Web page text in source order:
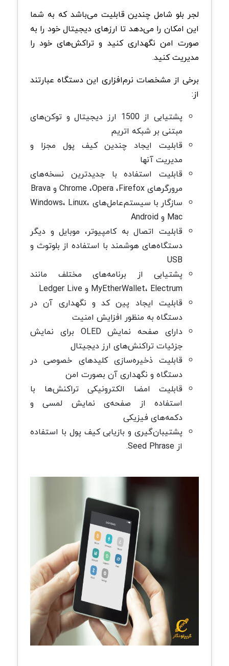
لجر بلو شامل چندین قابلیت می‌باشد که به شما
این امکان را می‌دهد تا ارزهای دیجیتال خود را به
صورت امن نگهداری کنید و تراکش‌های خود را
مدیریت کنید.
برخی از مشخصات نرم‌افزاری این دستگاه عبارتند
از:
پشتیابی از 1500 ارز دیجیتال و توکن‌های
مبتنی بر شبکه اتریم
قابلیت ایجاد چندین کیف پول مجزا و
مدیریت آنها
قابلیت استفاده با جدیدترین نسخه‌های
مرورگرهای Chrome ،Opera ،Firefox و Brava
سازگار با سیستم‌عامل‌های Windows، Linux،
Mac و Android
قابلیت اتصال به کامپیوتر، موبایل و دیگر
دستگاه‌های هوشمند با استفاده از بلوتوث و
USB
پشتیابی از برنامه‌های مختلف مانند
MyEtherWallet، Electrum و Ledger Live
قابلیت ایجاد پین کد و نگهداری آن در
دستگاه به منظور افزایش امنیت
دارای صفحه نمایش OLED برای نمایش
جزئیات تراکنش‌های ارز دیجیتال
قابلیت ذخیره‌سازی کلیدهای خصوصی در
دستگاه و نگهداری آن بصورت امن
قابلیت امضا الکترونیکی تراکنش‌ها با
استفاده از صفحه‌ی نمایش لمسی و
دکمه‌های فیزیکی
پشتیبان‌گیری و بازیابی کیف پول با استفاده
از Seed Phrase.